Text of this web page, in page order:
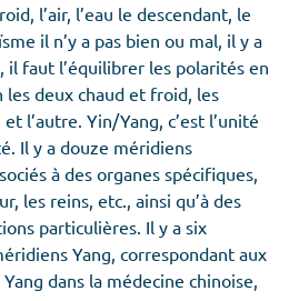
l’air, l’eau le descendant, le
il n’y a pas bien ou mal, il y a
il faut l’équilibrer les polarités en
les deux chaud et froid, les
l’autre. Yin/Yang, c’est l’unité
Il y a douze méridiens
à des organes spécifiques,
les reins, etc., ainsi qu’à des
particulières. Il y a six
Yang, correspondant aux
dans la médecine chinoise,